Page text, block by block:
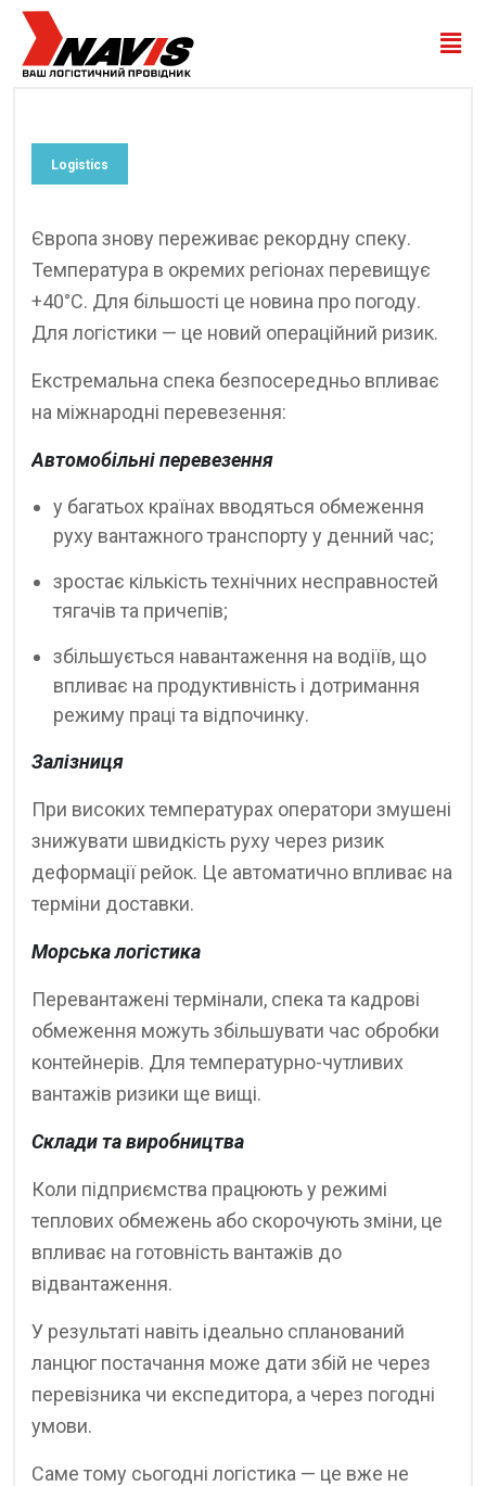
Logistics
Європа знову переживає рекордну спеку.
Температура в окремих регіонах перевищує
+40°C. Для більшості це новина про погоду.
Для логістики — це новий операційний ризик.
Екстремальна спека безпосередньо впливає
на міжнародні перевезення:
Автомобільні перевезення
у багатьох країнах вводяться обмеження
руху вантажного транспорту у денний час;
зростає кількість технічних несправностей
тягачів та причепів;
збільшується навантаження на водіїв, що
впливає на продуктивність і дотримання
режиму праці та відпочинку.
Залізниця
При високих температурах оператори змушені
знижувати швидкість руху через ризик
деформації рейок. Це автоматично впливає на
терміни доставки.
Морська логістика
Перевантажені термінали, спека та кадрові
обмеження можуть збільшувати час обробки
контейнерів. Для температурно-чутливих
вантажів ризики ще вищі.
Склади та виробництва
Коли підприємства працюють у режимі
теплових обмежень або скорочують зміни, це
впливає на готовність вантажів до
відвантаження.
У результаті навіть ідеально спланований
ланцюг постачання може дати збій не через
перевізника чи експедитора, а через погодні
умови.
Саме тому сьогодні логістика — це вже не